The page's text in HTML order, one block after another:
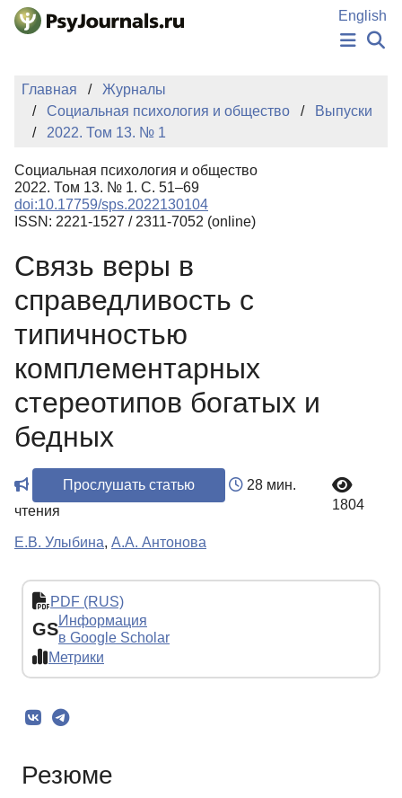
Перейти к основному содержанию
English
НОВОСТИ
ИЗДАНИЯ
БАЗА ЗНАНИЙ
КЛЮЧЕВЫЕ СЛОВА
Регистрация
Главная
Журналы
Социальная психология и общество
Выпуски
2022. Том 13. № 1
Социальная психология и общество
2022. Том 13. № 1. С. 51–69
doi:10.17759/sps.2022130104
ISSN: 2221-1527 / 2311-7052 (online)
Связь веры в
справедливость с
типичностью
комплементарных
стереотипов богатых и
бедных
Прослушать статью
28 мин.
чтения
1804
Е.В. Улыбина, А.А. Антонова
PDF (RUS)
GSИнформация
в Google Scholar
Метрики
Резюме